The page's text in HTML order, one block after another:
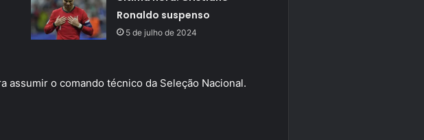
Ronaldo suspenso
5 de julho de 2024
assumir o comando técnico da Seleção Nacional.